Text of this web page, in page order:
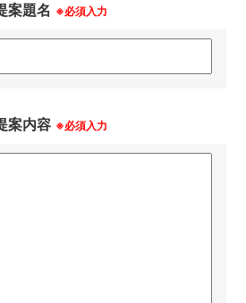
案題名 ※必須入力
案内容 ※必須入力